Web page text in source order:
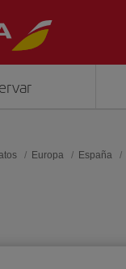
Europa España